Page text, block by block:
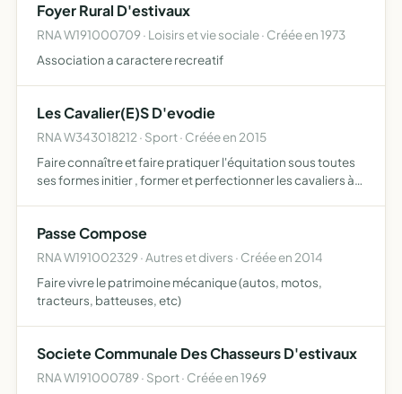
Foyer Rural D'estivaux
RNA W191000709 · Loisirs et vie sociale · Créée en 1973
Association a caractere recreatif
Les Cavalier(E)S D'evodie
RNA W343018212 · Sport · Créée en 2015
Faire connaître et faire pratiquer l'équitation sous toutes
ses formes initier , former et perfectionner les cavaliers à
Passe Compose
RNA W191002329 · Autres et divers · Créée en 2014
Faire vivre le patrimoine mécanique (autos, motos,
tracteurs, batteuses, etc)
Societe Communale Des Chasseurs D'estivaux
RNA W191000789 · Sport · Créée en 1969